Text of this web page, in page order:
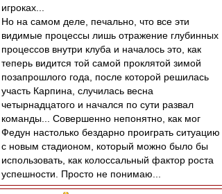
игроках...
Но на самом деле, печально, что все эти
видимые процессы лишь отражение глубинных
процессов внутри клуба и началось это, как
теперь видится той самой проклятой зимой
позапрошлого года, после которой решилась
участь Карпина, случилась весна
четырнадцатого и начался по сути развал
команды... Совершенно непонятно, как мог
Федун настолько бездарно проиграть ситуацию
с новым стадионом, который можно было бы
использовать, как колоссальный фактор роста
успешности. Просто не понимаю...